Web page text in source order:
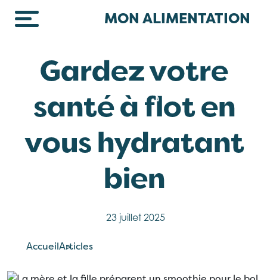
MON ALIMENTATION
Gardez votre
santé à flot en
vous hydratant
bien
23 juillet 2025
AccueilArticles